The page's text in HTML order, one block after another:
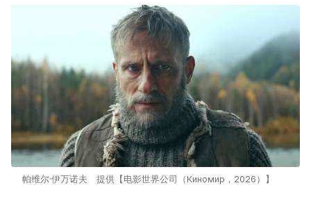
帕维尔·伊万诺夫 提供【电影世界公司（Киномир，2026）】